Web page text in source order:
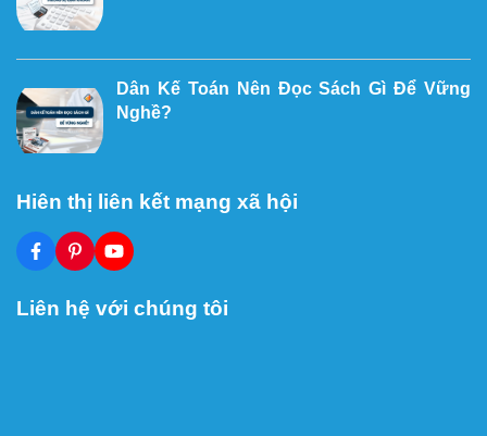
Dân Kế Toán Nên Đọc Sách Gì Để Vững
Nghề?
Hiên thị liên kết mạng xã hội
Liên hệ với chúng tôi